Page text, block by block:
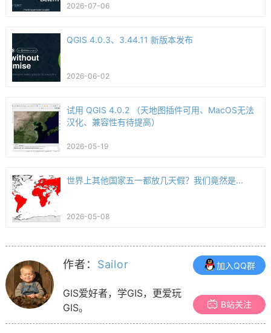
2026-07-06
QGIS 4.0.3、3.44.11 新版本发布
2026-06-02
试用 QGIS 4.0.2 （天地图插件可用、MacOS无法
汉化、兼容性有待提高）
2026-05-19
世界上其他国家五一都放几天假？我们竟然是...
2026-05-08
作者： Sailor
GIS爱好者，学GIS，更爱玩
GIS。
加入QQ群
B站关注